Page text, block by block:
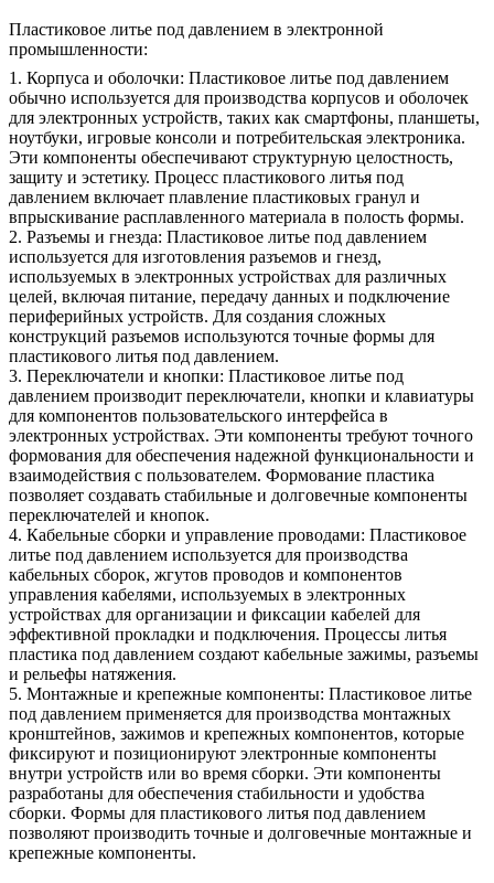
Пластиковое литье под давлением в электронной
промышленности:
1. Корпуса и оболочки: Пластиковое литье под давлением
обычно используется для производства корпусов и оболочек
для электронных устройств, таких как смартфоны, планшеты,
ноутбуки, игровые консоли и потребительская электроника.
Эти компоненты обеспечивают структурную целостность,
защиту и эстетику. Процесс пластикового литья под
давлением включает плавление пластиковых гранул и
впрыскивание расплавленного материала в полость формы.
2. Разъемы и гнезда: Пластиковое литье под давлением
используется для изготовления разъемов и гнезд,
используемых в электронных устройствах для различных
целей, включая питание, передачу данных и подключение
периферийных устройств. Для создания сложных
конструкций разъемов используются точные формы для
пластикового литья под давлением.
3. Переключатели и кнопки: Пластиковое литье под
давлением производит переключатели, кнопки и клавиатуры
для компонентов пользовательского интерфейса в
электронных устройствах. Эти компоненты требуют точного
формования для обеспечения надежной функциональности и
взаимодействия с пользователем. Формование пластика
позволяет создавать стабильные и долговечные компоненты
переключателей и кнопок.
4. Кабельные сборки и управление проводами: Пластиковое
литье под давлением используется для производства
кабельных сборок, жгутов проводов и компонентов
управления кабелями, используемых в электронных
устройствах для организации и фиксации кабелей для
эффективной прокладки и подключения. Процессы литья
пластика под давлением создают кабельные зажимы, разъемы
и рельефы натяжения.
5. Монтажные и крепежные компоненты: Пластиковое литье
под давлением применяется для производства монтажных
кронштейнов, зажимов и крепежных компонентов, которые
фиксируют и позиционируют электронные компоненты
внутри устройств или во время сборки. Эти компоненты
разработаны для обеспечения стабильности и удобства
сборки. Формы для пластикового литья под давлением
позволяют производить точные и долговечные монтажные и
крепежные компоненты.